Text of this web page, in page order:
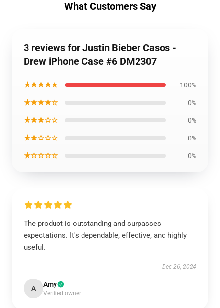
What Customers Say
3 reviews for Justin Bieber Casos -
Drew iPhone Case #6 DM2307
★★★★★ 100%
★★★★☆ 0%
★★★☆☆ 0%
★★☆☆☆ 0%
★☆☆☆☆ 0%
The product is outstanding and surpasses
expectations. It's dependable, effective, and highly
useful.
Dec 26, 2024
A Amy
Verified owner